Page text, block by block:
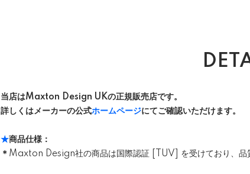
当店はMaxton Design UKの正規販売店です。
詳しくはメーカーの公式ホームページにてご確認いただけます。
★商品仕様：
＊ Maxton Design社の商品は国際認証 [TUV] を受けており、品